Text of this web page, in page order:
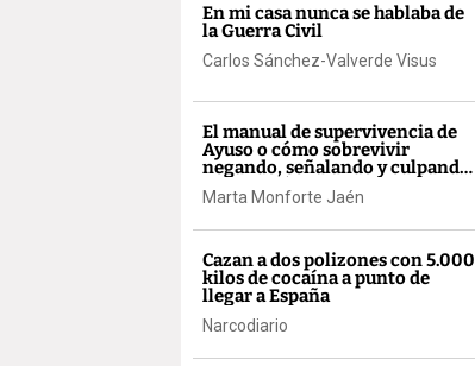
En mi casa nunca se hablaba de
la Guerra Civil
Carlos Sánchez-Valverde Visus
El manual de supervivencia de
Ayuso o cómo sobrevivir
negando, señalando y culpando
a los demás
Marta Monforte Jaén
Cazan a dos polizones con 5.000
kilos de cocaína a punto de
llegar a España
Narcodiario